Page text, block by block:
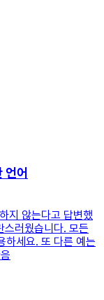
어
지 않는다고 답변했
스러웠습니다. 모든
하세요. 또 다른 예는